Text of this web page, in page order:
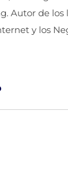
Autor de los
y los